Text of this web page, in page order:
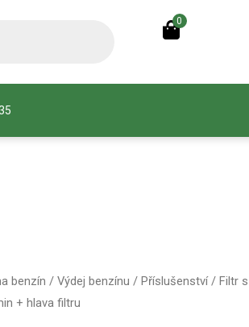
0
benzín / Výdej benzínu / Příslušenství/ Filtr s
+ hlava filtru